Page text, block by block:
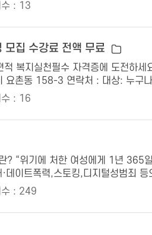
수 : 13
모집 수강료 전액 무료
적 복지실천필수 자격증에 도전
요촌동 158-3 연락처 : 대상: 누구
수 : 16
“위기에 처한 여성에게 1년 365
데이트폭력,스토킹,디지털성범죄
수 : 249